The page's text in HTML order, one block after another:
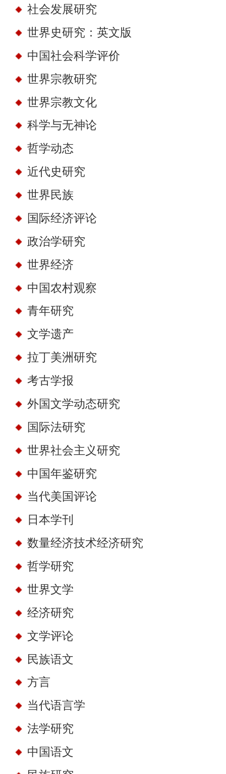
社会发展研究
世界史研究：英文版
中国社会科学评价
世界宗教研究
世界宗教文化
科学与无神论
哲学动态
近代史研究
世界民族
国际经济评论
政治学研究
世界经济
中国农村观察
青年研究
文学遗产
拉丁美洲研究
考古学报
外国文学动态研究
国际法研究
世界社会主义研究
中国年鉴研究
当代美国评论
日本学刊
数量经济技术经济研究
哲学研究
世界文学
经济研究
文学评论
民族语文
方言
当代语言学
法学研究
中国语文